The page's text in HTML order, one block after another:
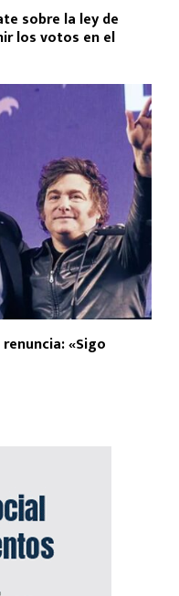
sobre la ley de
los votos en el
«Sigo